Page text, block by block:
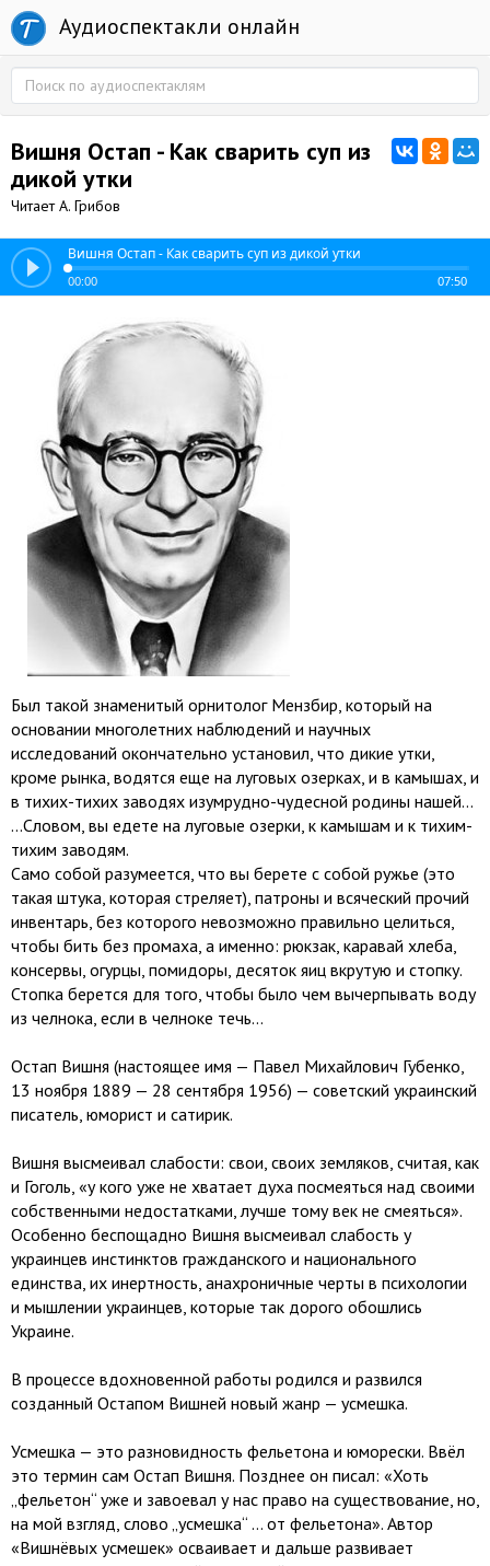
Аудиоспектакли онлайн
Вишня Остап - Как сварить суп из
дикой утки
Читает А. Грибов
Вишня Остап - Как сварить суп из дикой утки
00:00 07:50
Был такой знаменитый орнитолог Мензбир, который на
основании многолетних наблюдений и научных
исследований окончательно установил, что дикие утки,
кроме рынка, водятся еще на луговых озерках, и в камышах, и
в тихих-тихих заводях изумрудно-чудесной родины нашей...
...Словом, вы едете на луговые озерки, к камышам и к тихим-
тихим заводям.
Само собой разумеется, что вы берете с собой ружье (это
такая штука, которая стреляет), патроны и всяческий прочий
инвентарь, без которого невозможно правильно целиться,
чтобы бить без промаха, а именно: рюкзак, каравай хлеба,
консервы, огурцы, помидоры, десяток яиц вкрутую и стопку.
Стопка берется для того, чтобы было чем вычерпывать воду
из челнока, если в челноке течь...
Остап Вишня (настоящее имя — Павел Михайлович Губенко,
13 ноября 1889 — 28 сентября 1956) — советский украинский
писатель, юморист и сатирик.
Вишня высмеивал слабости: свои, своих земляков, считая, как
и Гоголь, «у кого уже не хватает духа посмеяться над своими
собственными недостатками, лучше тому век не смеяться».
Особенно беспощадно Вишня высмеивал слабость у
украинцев инстинктов гражданского и национального
единства, их инертность, анахроничные черты в психологии
и мышлении украинцев, которые так дорого обошлись
Украине.
В процессе вдохновенной работы родился и развился
созданный Остапом Вишней новый жанр — усмешка.
Усмешка — это разновидность фельетона и юморески. Ввёл
это термин сам Остап Вишня. Позднее он писал: «Хоть
„фельетон“ уже и завоевал у нас право на существование, но,
на мой взгляд, слово „усмешка“ … от фельетона». Автор
«Вишнёвых усмешек» осваивает и дальше развивает